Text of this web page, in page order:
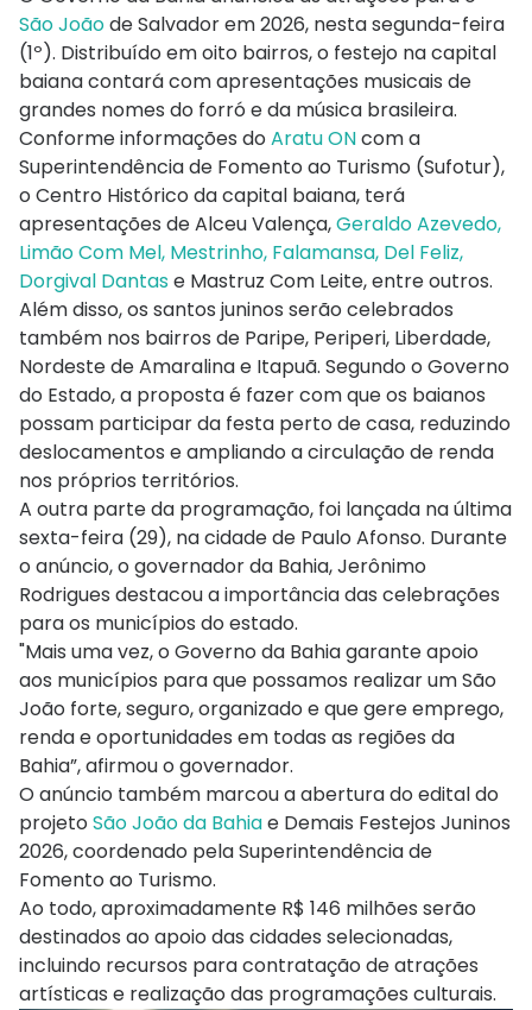
São Joãode Salvador em 2026, nesta segunda-feira
(1º). Distribuído em oito bairros, o festejo na capital
baiana contará com apresentações musicais de
grandes nomes do forró e da música brasileira.
Conforme informações do Aratu ONcom a
Superintendência de Fomento ao Turismo (Sufotur),
o Centro Histórico da capital baiana, terá
apresentações de Alceu Valença,Geraldo Azevedo,
Limão Com Mel, Mestrinho, Falamansa, Del Feliz,
Dorgival Dantase Mastruz Com Leite, entre outros.
Além disso, os santos juninos serão celebrados
também nos bairros de Paripe, Periperi, Liberdade,
Nordeste de Amaralina e Itapuã. Segundo o Governo
do Estado, a proposta é fazer com que os baianos
possam participar da festa perto de casa, reduzindo
deslocamentos e ampliando a circulação de renda
nos próprios territórios.
A outra parte da programação, foi lançada na última
sexta-feira (29), na cidade de Paulo Afonso. Durante
o anúncio, o governador da Bahia, Jerônimo
Rodrigues destacou a importância das celebrações
para os municípios do estado.
"Mais uma vez, o Governo da Bahia garante apoio
aos municípios para que possamos realizar um São
João forte, seguro, organizado e que gere emprego,
renda e oportunidades em todas as regiões da
Bahia”, afirmou o governador.
O anúncio também marcou a abertura do edital do
projeto São João da Bahiae Demais Festejos Juninos
2026, coordenado pela Superintendência de
Fomento ao Turismo.
Ao todo, aproximadamente R$ 146 milhões serão
destinados ao apoio das cidades selecionadas,
incluindo recursos para contratação de atrações
artísticas e realização das programações culturais.